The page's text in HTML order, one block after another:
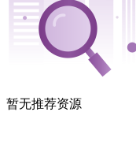
暂无推荐资源